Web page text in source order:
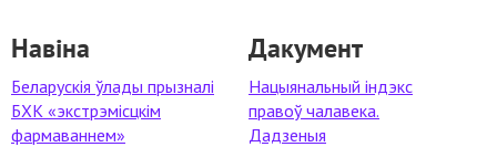
Навіна
Беларускія ўлады прызналі
БХК «экстрэмісцкім
фармаваннем»
Дакумент
Нацыянальный індэкс
правоў чалавека.
Дадзеныя